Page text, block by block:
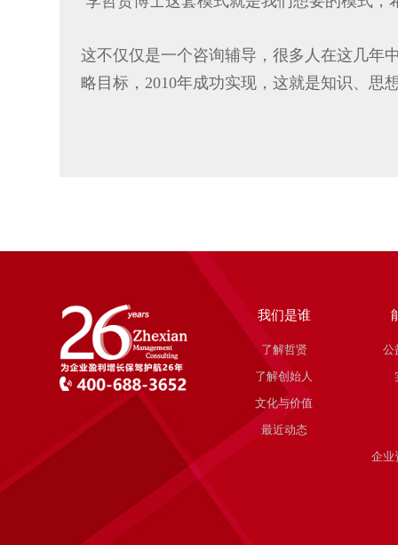
这不仅仅是一个咨询辅导，很多人在这几年
略目标，2010年成功实现，这就是知识、
我们是谁
了解哲贤
了解创始人
文化与价值
最近动态
公
企业